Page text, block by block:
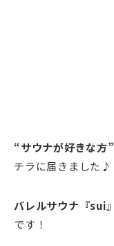
“サウナが好きな方”
チラに届きました♪
バレルサウナ『sui』
です！